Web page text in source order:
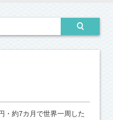
・約7カ月で世界一周した